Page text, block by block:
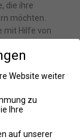
die ihre
möchten.
mit Hilfe von
der darauf
verbessern
Website weiter
zu
Ihre
auf unserer